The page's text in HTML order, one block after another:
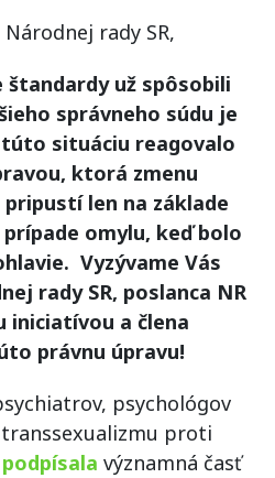
rady SR,
už spôsobili
správneho súdu je
situáciu reagovalo
ktorá zmenu
len na základe
omylu, keď bolo
Vyzývame Vás
rady SR, poslanca NR
iniciatívou a člena
právnu úpravu!
psychológov
proti
podpísala významná časť